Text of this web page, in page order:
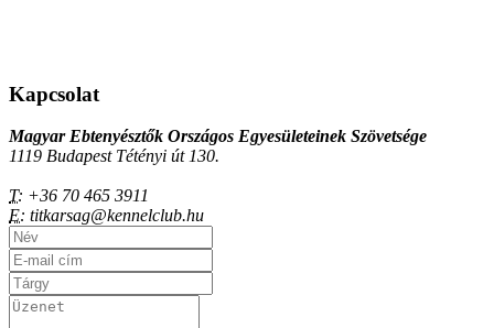
Kapcsolat
Magyar Ebtenyésztők Országos Egyesületeinek Szövetsége
1119 Budapest Tétényi út 130.
T: +36 70 465 3911
E: titkarsag@kennelclub.hu